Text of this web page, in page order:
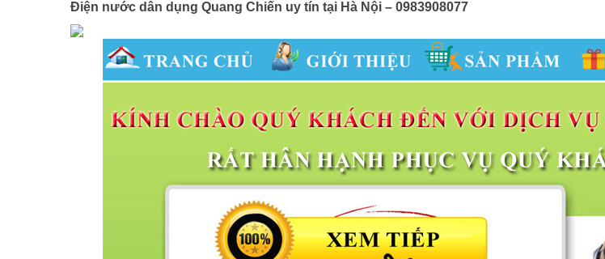
Điện nước dân dụng Quang Chiến uy tín tại Hà Nội – 0983908077